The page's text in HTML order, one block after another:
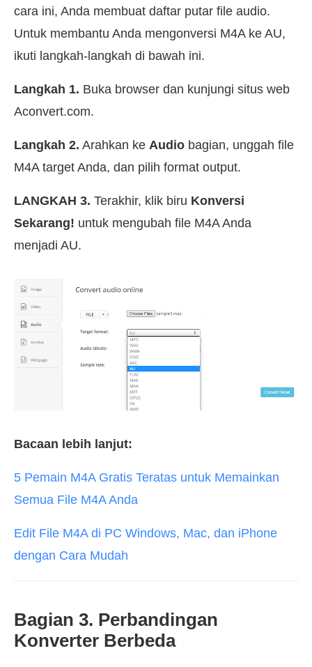
cara ini, Anda membuat daftar putar file audio.
Untuk membantu Anda mengonversi M4A ke AU,
ikuti langkah-langkah di bawah ini.
Langkah 1. Buka browser dan kunjungi situs web
Aconvert.com.
Langkah 2. Arahkan ke Audio bagian, unggah file
M4A target Anda, dan pilih format output.
LANGKAH 3. Terakhir, klik biru Konversi
Sekarang! untuk mengubah file M4A Anda
menjadi AU.
Bacaan lebih lanjut:
5 Pemain M4A Gratis Teratas untuk Memainkan
Semua File M4A Anda
Edit File M4A di PC Windows, Mac, dan iPhone
dengan Cara Mudah
Bagian 3. Perbandingan
Konverter Berbeda